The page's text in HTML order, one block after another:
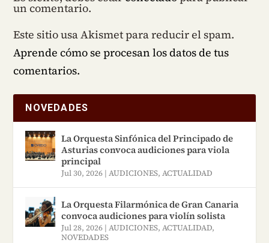
un comentario.
Este sitio usa Akismet para reducir el spam.
Aprende cómo se procesan los datos de tus
comentarios.
NOVEDADES
La Orquesta Sinfónica del Principado de
Asturias convoca audiciones para viola
principal
Jul 30, 2026 |AUDICIONES,ACTUALIDAD
La Orquesta Filarmónica de Gran Canaria
convoca audiciones para violín solista
Jul 28, 2026 |AUDICIONES,ACTUALIDAD,
NOVEDADES